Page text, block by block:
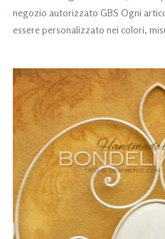
negozio autorizzato GBS Ogni
essere personalizzato nei colori,